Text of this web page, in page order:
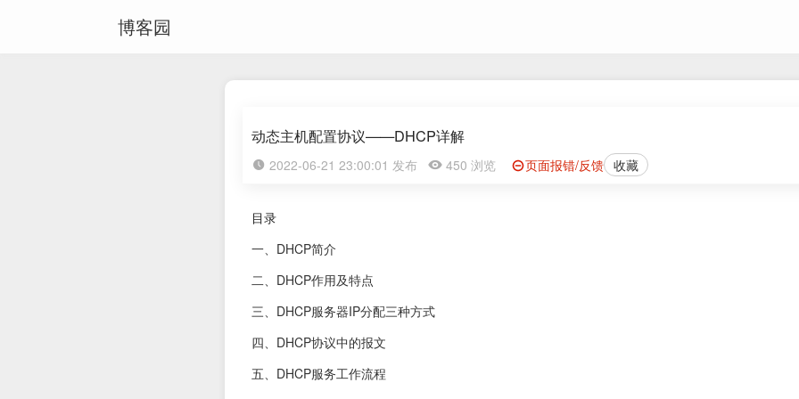
博客园
动态主机配置协议——DHCP详解
2022-06-21 23:00:01 发布 450 浏览 页面报错/反馈 收藏
目录
一、DHCP简介
二、DHCP作用及特点
三、DHCP服务器IP分配三种方式
四、DHCP协议中的报文
五、DHCP服务工作流程